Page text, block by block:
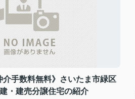
介手数料無料》さいたま市緑区
・建売分譲住宅の紹介